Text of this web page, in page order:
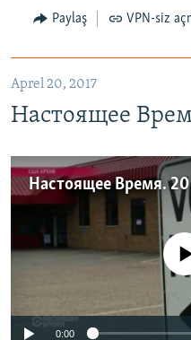
Paylaş VPN-siz
Aprel 20, 2017
Настоящее
Настоящее Время.
No media
0:00